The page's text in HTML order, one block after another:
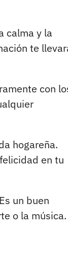
calma y la
te
con
hogareña.
en tu
un buen
o la música.